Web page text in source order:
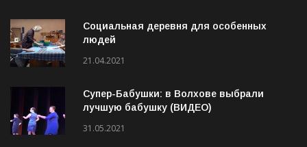
Социальная деревня для особенных
людей
21.04.2021
Супер-Бабушки: в Волхове выбрали
лучшую бабушку (ВИДЕО)
31.05.2021